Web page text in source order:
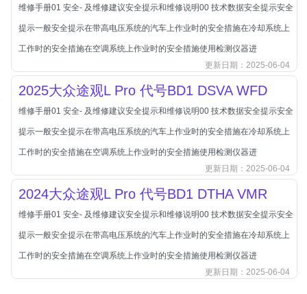
奔腾
奔腾
奔驰
宝沃
宝骏
宝骏
宾利
本田
维修手册01 安全- 及维修建议安全提示和维修说明00 技术数据安全提示安全
提示一般安全提示在带高电压系统的汽车上作业时的安全措施在冷却系统上
工作时的安全措施在空调系统上作业时的安全措施使用检测仪器进
更新日期：2025-06-04
2025大众途观L Pro 代号BD1 DSVA WFD
维修手册01 安全- 及维修建议安全提示和维修说明00 技术数据安全提示安全
提示一般安全提示在带高电压系统的汽车上作业时的安全措施在冷却系统上
工作时的安全措施在空调系统上作业时的安全措施使用检测仪器进
更新日期：2025-06-04
2024大众途观L Pro 代号BD1 DTHA VMR
维修手册01 安全- 及维修建议安全提示和维修说明00 技术数据安全提示安全
提示一般安全提示在带高电压系统的汽车上作业时的安全措施在冷却系统上
工作时的安全措施在空调系统上作业时的安全措施使用检测仪器进
更新日期：2025-06-04